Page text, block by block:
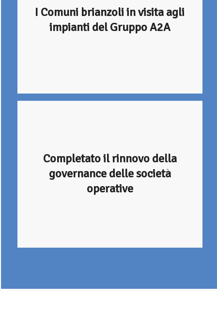
I Comuni brianzoli in visita agli
impianti del Gruppo A2A
Completato il rinnovo della
governance delle società
operative